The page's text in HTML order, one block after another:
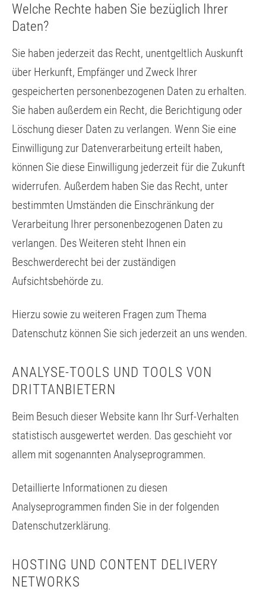
Welche Rechte haben Sie bezüglich Ihrer
Daten?
Sie haben jederzeit das Recht, unentgeltlich Auskunft
über Herkunft, Empfänger und Zweck Ihrer
gespeicherten personenbezogenen Daten zu erhalten.
Sie haben außerdem ein Recht, die Berichtigung oder
Löschung dieser Daten zu verlangen. Wenn Sie eine
Einwilligung zur Datenverarbeitung erteilt haben,
können Sie diese Einwilligung jederzeit für die Zukunft
widerrufen. Außerdem haben Sie das Recht, unter
bestimmten Umständen die Einschränkung der
Verarbeitung Ihrer personenbezogenen Daten zu
verlangen. Des Weiteren steht Ihnen ein
Beschwerderecht bei der zuständigen
Aufsichtsbehörde zu.
Hierzu sowie zu weiteren Fragen zum Thema
Datenschutz können Sie sich jederzeit an uns wenden.
ANALYSE-TOOLS UND TOOLS VON
DRITTANBIETERN
Beim Besuch dieser Website kann Ihr Surf-Verhalten
statistisch ausgewertet werden. Das geschieht vor
allem mit sogenannten Analyseprogrammen.
Detaillierte Informationen zu diesen
Analyseprogrammen finden Sie in der folgenden
Datenschutzerklärung.
HOSTING UND CONTENT DELIVERY
NETWORKS